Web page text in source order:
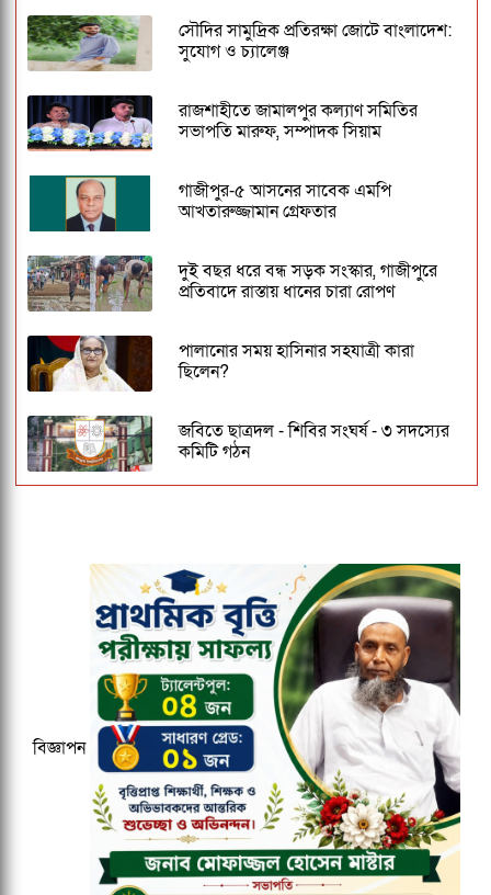
সৌদির সামুদ্রিক প্রতিরক্ষা জোটে বাংলাদেশ:
সুযোগ ও চ্যালেঞ্জ
রাজশাহীতে জামালপুর কল্যাণ সমিতির
সভাপতি মারুফ, সম্পাদক সিয়াম
গাজীপুর-৫ আসনের সাবেক এমপি
আখতারুজ্জামান গ্রেফতার
দুই বছর ধরে বন্ধ সড়ক সংস্কার, গাজীপুরে
প্রতিবাদে রাস্তায় ধানের চারা রোপণ
পালানোর সময় হাসিনার সহযাত্রী কারা
ছিলেন?
জবিতে ছাত্রদল - শিবির সংঘর্ষ - ৩ সদস্যের
কমিটি গঠন
ঢাকেশ্বরী মন্দিরে সমলিঙ্গের বিয়ের অভিযোগ:
ব্যবস্থার দাবিতে ১২৩০ নাগরিকের বিবৃতি
কুবির ইংরেজি বিভাগের সন্ধ্যাকালীন
মাস্টার্সের ১৮তম ব্যাচকে বিদায় সংবর্ধনা
২০২৭ ক্রিকেট বিশ্বকাপের ১২ ভেন্যু ঘোষণা,
আয়োজক তিন দেশ
বিজ্ঞাপন